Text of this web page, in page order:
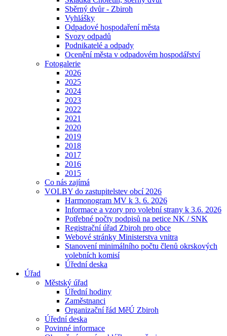
Sběrný dvůr - Zbiroh
Vyhlášky
Odpadové hospodaření města
Svozy odpadů
Podnikatelé a odpady
Ocenění města v odpadovém hospodářství
Fotogalerie
2026
2025
2024
2023
2022
2021
2020
2019
2018
2017
2016
2015
Co nás zajímá
VOLBY do zastupitelstev obcí 2026
Harmonogram MV k 3. 6. 2026
Informace a vzory pro volební strany k 3.6. 2026
Potřebné počty podpisů na petice NK / SNK
Registrační úřad Zbiroh pro obce
Webové stránky Ministerstva vnitra
Stanovení minimálního počtu členů okrskových
volebních komisí
Úřední deska
Úřad
Městský úřad
Úřední hodiny
Zaměstnanci
Organizační řád MěÚ Zbiroh
Úřední deska
Povinné informace